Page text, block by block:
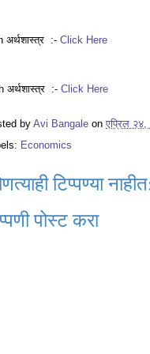
अर्थशास्त्र :- Click Here
अर्थशास्त्र :- Click Here
byAvi Bangale on एप्रिल
Economics
टिप्पण्‍या
पोस्ट करा